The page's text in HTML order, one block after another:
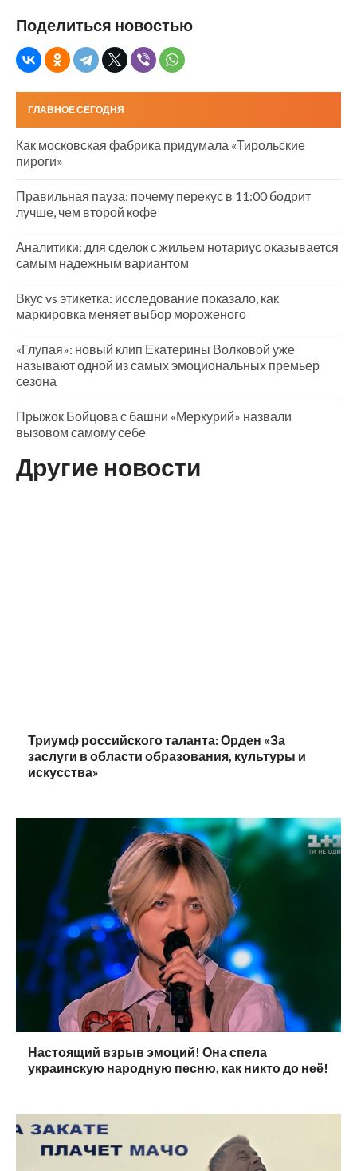
Поделиться новостью
ГЛАВНОЕ СЕГОДНЯ
Как московская фабрика придумала «Тирольские
пироги»
Правильная пауза: почему перекус в 11:00 бодрит
лучше, чем второй кофе
Аналитики: для сделок с жильем нотариус оказывается
самым надежным вариантом
Вкус vs этикетка: исследование показало, как
маркировка меняет выбор мороженого
«Глупая»: новый клип Екатерины Волковой уже
называют одной из самых эмоциональных премьер
сезона
Прыжок Бойцова с башни «Меркурий» назвали
вызовом самому себе
Другие новости
Триумф российского таланта: Орден «За
заслуги в области образования, культуры и
искусства»
Настоящий взрыв эмоций! Она спела
украинскую народную песню, как никто до неё!